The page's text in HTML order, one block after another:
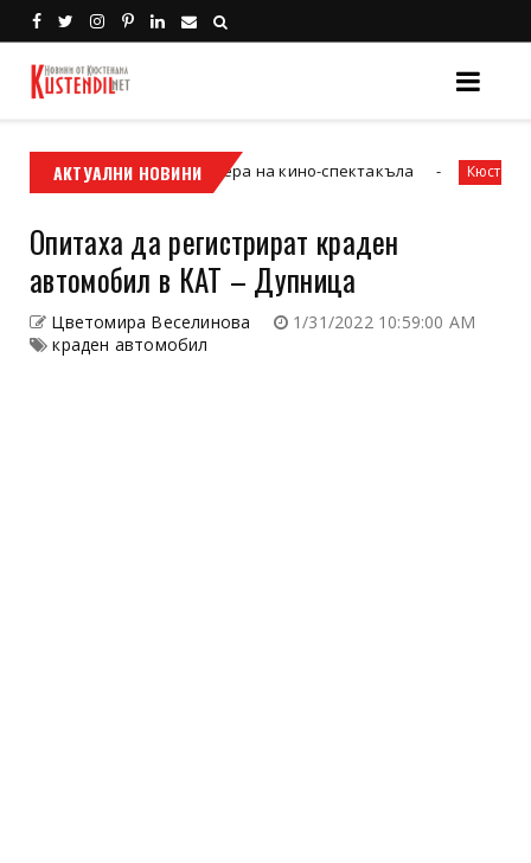
АКТУАЛНИ НОВИНИ
и новата златна ера на кино-спектакъла Кюстендил
Опитаха да регистрират краден
автомобил в КАТ – Дупница
Цветомира Веселинова
1/31/2022 10:59:00 AM
краден автомобил